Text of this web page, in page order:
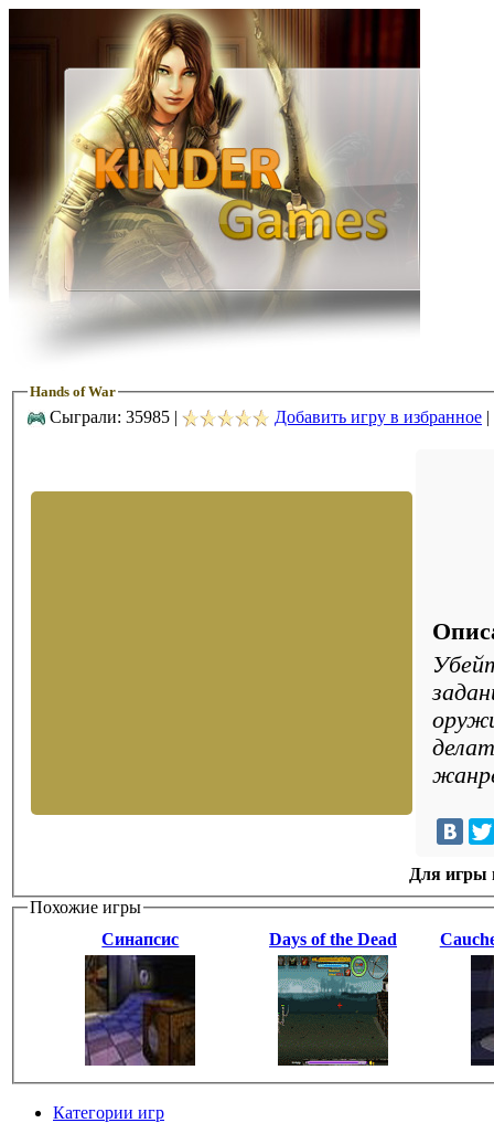
Hands of War
Сыграли: 35985 | Добавить игру в избранное |
Для игры
Похожие игры
Синапсис
Days of the Dead
Категории игр